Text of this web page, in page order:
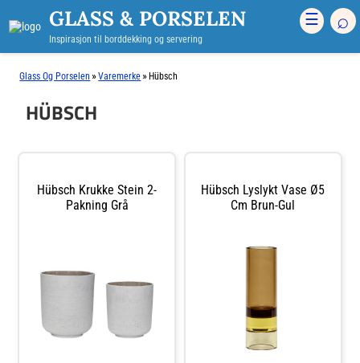
GLASS & PORSELEN
Inspirasjon til borddekking og servering
☰ ⌕
Glass Og Porselen »Varemerke » Hübsch
HÜBSCH
Hübsch Krukke Stein 2-
Pakning Grå
Hübsch Lyslykt Vase Ø5
Cm Brun-Gul